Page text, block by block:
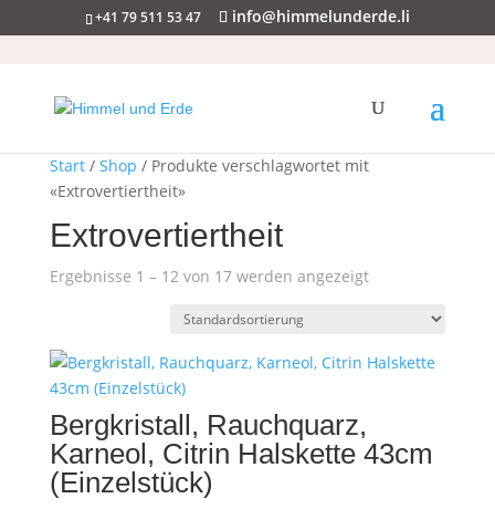
+41 79 511 53 47 info@himmelunderde.li
Start/ Shop / Produkte verschlagwortet mit
«Extrovertiertheit»
Extrovertiertheit
Ergebnisse 1 – 12 von 17 werden angezeigt
Bergkristall, Rauchquarz,
Karneol, Citrin Halskette 43cm
(Einzelstück)